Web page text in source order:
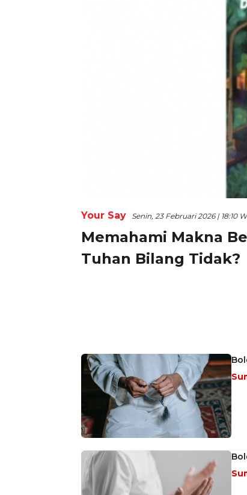
Your Say Senin, 23 Februari 2026 | 18:10
Memahami Makna
Tuhan Bilang Tidak?